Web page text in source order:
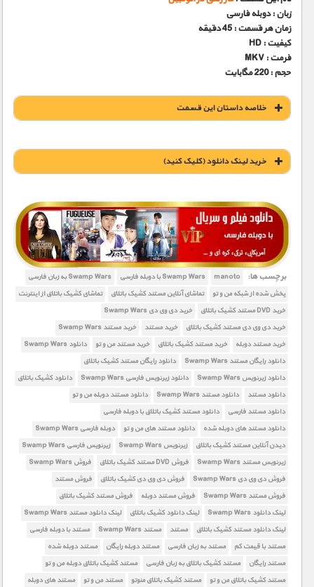
زبان : دوبله فارسی
زمان هر قسمت : 45 دقیقه
کیفیت : HD
فرمت : MKV
حجم : 220 مگابایت
خلاصه داستان این قسمت
خريد لينک دانلود (کليک کنيد)
1900 تومان – خريد لينک دانلود (افزودن به سبد خريد)
برچسب ها: manoto Swamp Wars با دوبله فارسی
Swamp Wars به زبان فارسی
پخش شده از شبکه من و تو
تماشای آنلاین مستند کشیک باتلاق
تماشای کشیک باتلاق از اینترنت
خرید DVD مستند کشیک باتلاق
خرید دی وی دی Swamp Wars
خرید دی وی دی مستند کشیک باتلاق
خرید مستند
خرید مستند Swamp Wars
خرید مستند دوبله
خرید مستند کشیک باتلاق خرید مستند من و تو
دانلود Swamp Wars
دانلود رایگان مستند Swamp Wars
دانلود رایگان مستند کشیک باتلاق
دانلود زیرنویس Swamp Wars
دانلود زیرنویس فارسی Swamp Wars
دانلود کشیک باتلاق
دانلود مستند
دانلود مستند Swamp Wars
دانلود مستند دوبله من و تو
دانلود مستند فارسی
دانلود مستند کشیک باتلاق با دوبله فارسی
دانلود مستند های دوبله شده
دانلود مستند های من و تو
دوبله فارسی Swamp Wars
دیدن آنلاین مستند کشیک باتلاق
زیرنویس Swamp Wars
زیرنویس فارسی Swamp Wars
زیرنویس مستند Swamp Wars
فروش DVD مستند کشیک باتلاق
فروش Swamp Wars
فروش دی وی دی Swamp Wars
فروش دی وی دی کشیک باتلاق
فروش مستند
فروش مستند Swamp Wars
فروش مستند دوبله
فروش مستند کشیک باتلاق
لینک دانلود Swamp Wars
لینک دانلود کشیک باتلاق
لینک دانلود مستند Swamp Wars
لینک دانلود مستند کشیک باتلاق
مستند مستند Swamp Wars
مستند با دوبله فارسی
مستند با قیمت کم
مستند به زبان فارسی مستند دوبله رایگان
مستند دوبله شده
مستند رایگان
مستند کشیک باتلاق به زبان فارسی
مستند کشیک باتلاق دوبله من و تو
مستند کشیک باتلاق من و تو
مستند کشیک باتلاق منوتو مستند من و تو
مستند های دوبله